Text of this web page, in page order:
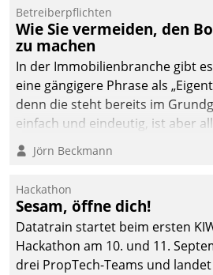
Datatrain ermöglicht
automatisiert ausgelöste,
zielgerichtete
Mieterbefragungen – eine
starke Grundlage für
intelligente,
Entscheidungen.
Betreiberpflichten
Wie Sie vermeiden, den
zu machen
In der Immobilienbranche gibt
eine gängigere Phrase als
denn die steht bereits im
einfach und eindeutig, ist aber
Branchenbeschäftigte wissen.
Verantwortung folgen
Jörn Beckmann
Hackathon
Sesam, öffne dich!
Datatrain startet beim ersten
Hackathon am 10. und 11.
drei PropTech-Teams und landet